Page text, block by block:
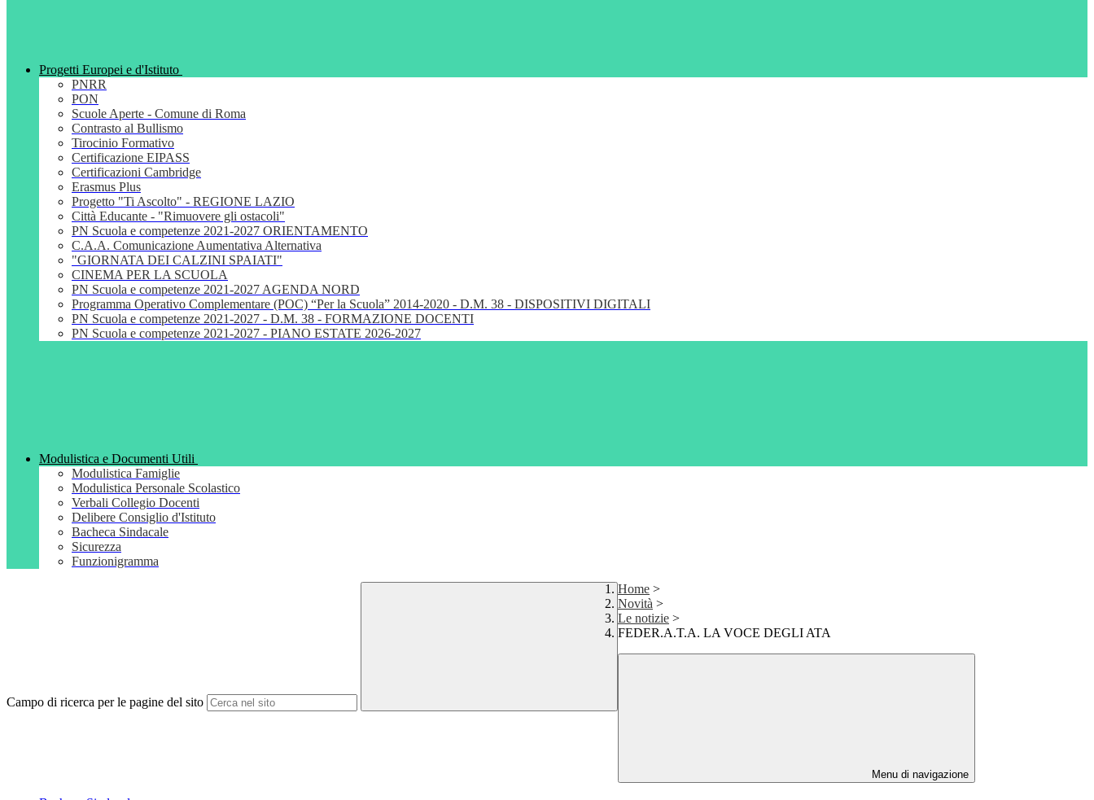
Progetti Europei e d'Istituto
PNRR
PON
Scuole Aperte - Comune di Roma
Contrasto al Bullismo
Tirocinio Formativo
Certificazione EIPASS
Certificazioni Cambridge
Erasmus Plus
Progetto "Ti Ascolto" - REGIONE LAZIO
Città Educante - "Rimuovere gli ostacoli"
PN Scuola e competenze 2021-2027 ORIENTAMENTO
C.A.A. Comunicazione Aumentativa Alternativa
"GIORNATA DEI CALZINI SPAIATI"
CINEMA PER LA SCUOLA
PN Scuola e competenze 2021-2027 AGENDA NORD
Programma Operativo Complementare (POC) “Per la Scuola” 2014-2020 - D.M. 38 - DISPOSITIVI DIGITALI
PN Scuola e competenze 2021-2027 - D.M. 38 - FORMAZIONE DOCENTI
PN Scuola e competenze 2021-2027 - PIANO ESTATE 2026-2027
Modulistica e Documenti Utili
Modulistica Famiglie
Modulistica Personale Scolastico
Verbali Collegio Docenti
Delibere Consiglio d'Istituto
Bacheca Sindacale
Sicurezza
Funzionigramma
Campo di ricerca per le pagine del sito
Home >
Novità >
Le notizie >
FEDER.A.T.A. LA VOCE DEGLI ATA
Menu di navigazione